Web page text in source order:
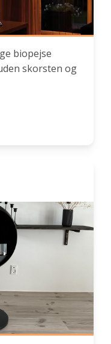
biopejse
skorsten og